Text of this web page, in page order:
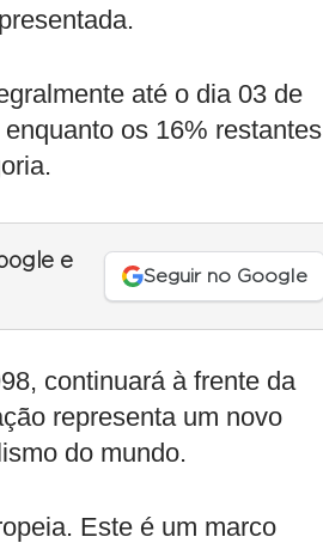
até o dia 03 de
os 16% restantes
e
Seguir no Google
continuará à frente da
representa um novo
do mundo.
Este é um marco